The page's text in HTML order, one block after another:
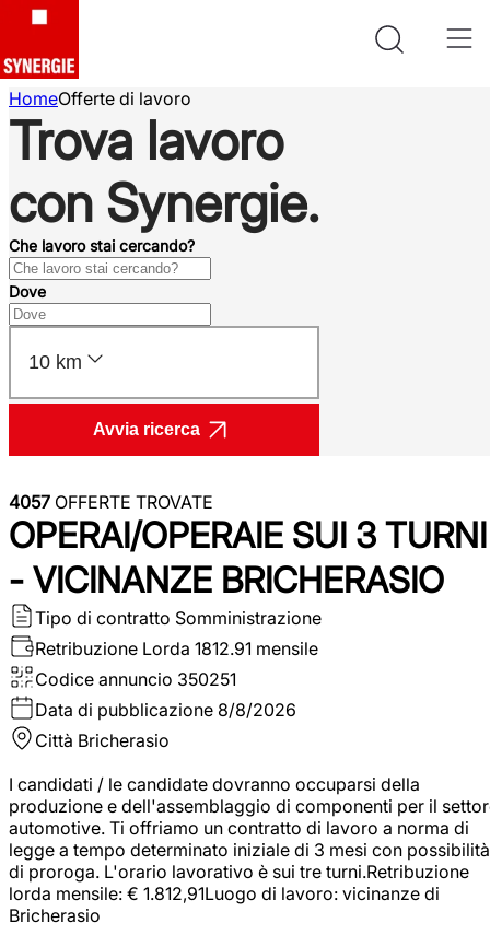
HomeOfferte di lavoro
Trova lavoro
con Synergie.
Che lavoro stai cercando?
Dove
10 km
Avvia ricerca
4057 OFFERTE TROVATE
OPERAI/OPERAIE SUI 3 TURNI
- VICINANZE BRICHERASIO
Tipo di contratto Somministrazione
Retribuzione Lorda 1812.91 mensile
Codice annuncio 350251
Data di pubblicazione 8/8/2026
Città Bricherasio
I candidati / le candidate dovranno occuparsi della
produzione e dell'assemblaggio di componenti per il
automotive. Ti offriamo un contratto di lavoro a norma di
legge a tempo determinato iniziale di 3 mesi con possibilità
di proroga. L'orario lavorativo è sui tre turni.Retribuzione
lorda mensile: € 1.812,91Luogo di lavoro: vicinanze di
Bricherasio